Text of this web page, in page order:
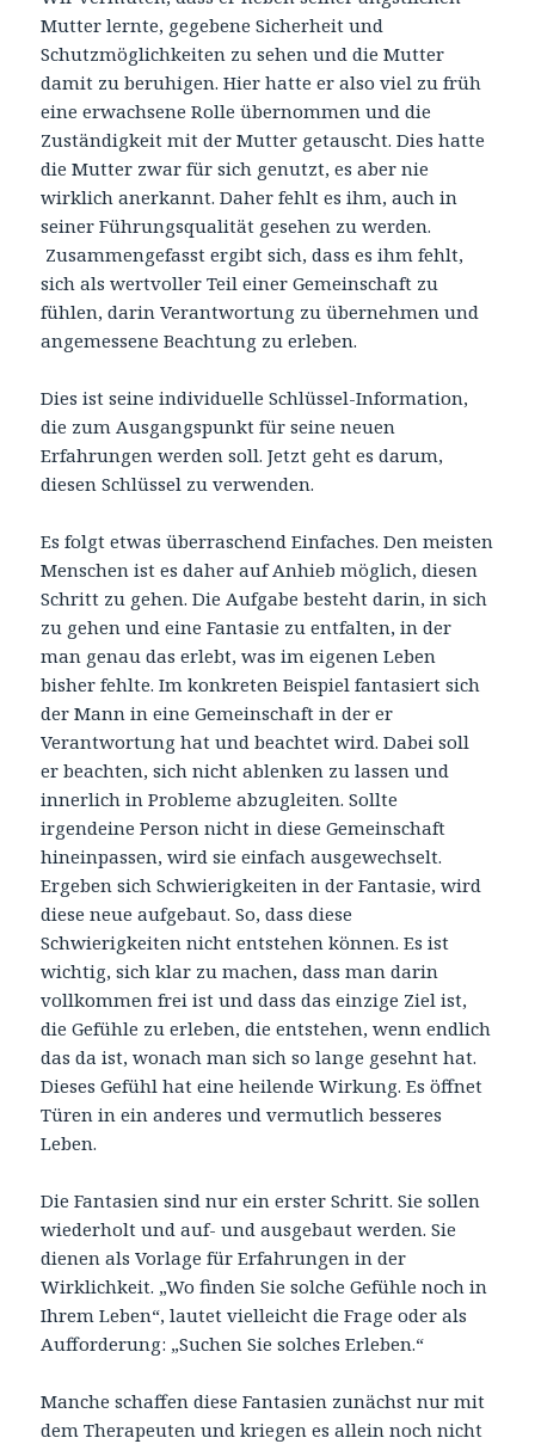
Mutter lernte, gegebene Sicherheit und
Schutzmöglichkeiten zu sehen und die Mutter
damit zu beruhigen. Hier hatte er also viel zu früh
eine erwachsene Rolle übernommen und die
Zuständigkeit mit der Mutter getauscht. Dies hatte
die Mutter zwar für sich genutzt, es aber nie
wirklich anerkannt. Daher fehlt es ihm, auch in
seiner Führungsqualität gesehen zu werden.
Zusammengefasst ergibt sich, dass es ihm fehlt,
sich als wertvoller Teil einer Gemeinschaft zu
fühlen, darin Verantwortung zu übernehmen und
angemessene Beachtung zu erleben.
Dies ist seine individuelle Schlüssel-Information,
die zum Ausgangspunkt für seine neuen
Erfahrungen werden soll. Jetzt geht es darum,
diesen Schlüssel zu verwenden.
Es folgt etwas überraschend Einfaches. Den meisten
Menschen ist es daher auf Anhieb möglich, diesen
Schritt zu gehen. Die Aufgabe besteht darin, in sich
zu gehen und eine Fantasie zu entfalten, in der
man genau das erlebt, was im eigenen Leben
bisher fehlte. Im konkreten Beispiel fantasiert sich
der Mann in eine Gemeinschaft in der er
Verantwortung hat und beachtet wird. Dabei soll
er beachten, sich nicht ablenken zu lassen und
innerlich in Probleme abzugleiten. Sollte
irgendeine Person nicht in diese Gemeinschaft
hineinpassen, wird sie einfach ausgewechselt.
Ergeben sich Schwierigkeiten in der Fantasie, wird
diese neue aufgebaut. So, dass diese
Schwierigkeiten nicht entstehen können. Es ist
wichtig, sich klar zu machen, dass man darin
vollkommen frei ist und dass das einzige Ziel ist,
die Gefühle zu erleben, die entstehen, wenn endlich
das da ist, wonach man sich so lange gesehnt hat.
Dieses Gefühl hat eine heilende Wirkung. Es öffnet
Türen in ein anderes und vermutlich besseres
Leben.
Die Fantasien sind nur ein erster Schritt. Sie sollen
wiederholt und auf- und ausgebaut werden. Sie
dienen als Vorlage für Erfahrungen in der
Wirklichkeit. „Wo finden Sie solche Gefühle noch in
Ihrem Leben“, lautet vielleicht die Frage oder als
Aufforderung: „Suchen Sie solches Erleben.“
Manche schaffen diese Fantasien zunächst nur mit
dem Therapeuten und kriegen es allein noch nicht